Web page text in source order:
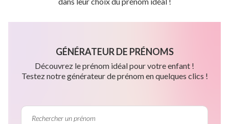
GÉNÉRATEUR DE PRÉNOMS
Découvrez le prénom idéal pour votre enfant !
Testez notre générateur de prénom en quelques clics !